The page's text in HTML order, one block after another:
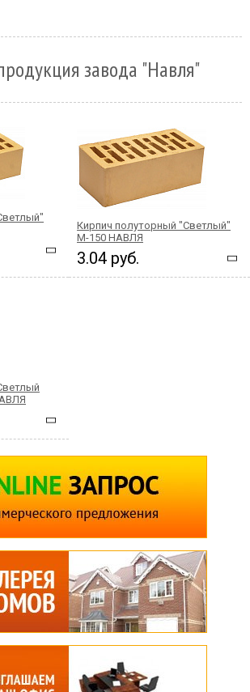
завода "Навля"
Кирпич полуторный "Светлый"
М-150 НАВЛЯ
3.04 руб.